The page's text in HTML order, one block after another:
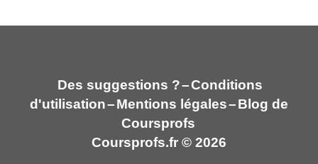
Des suggestions ?–Conditions
d'utilisation–Mentions légales–Blog de
Coursprofs
Coursprofs.fr © 2026